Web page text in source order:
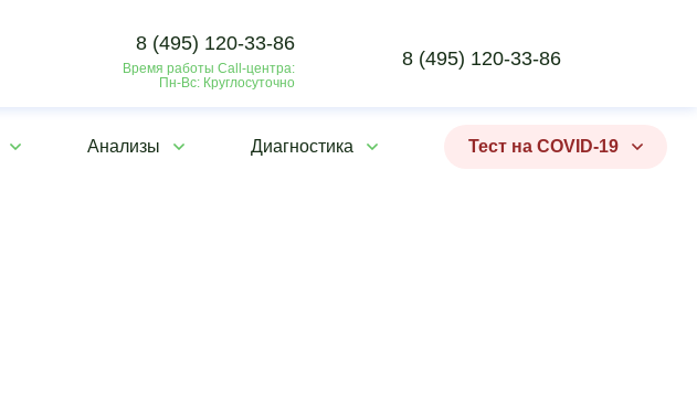
8 (495) 120-33-86
Время работы Call-центра:
Пн-Вс: Круглосуточно
8 (495) 120-33-86
Анализы Диагностика Тест на COVID-19